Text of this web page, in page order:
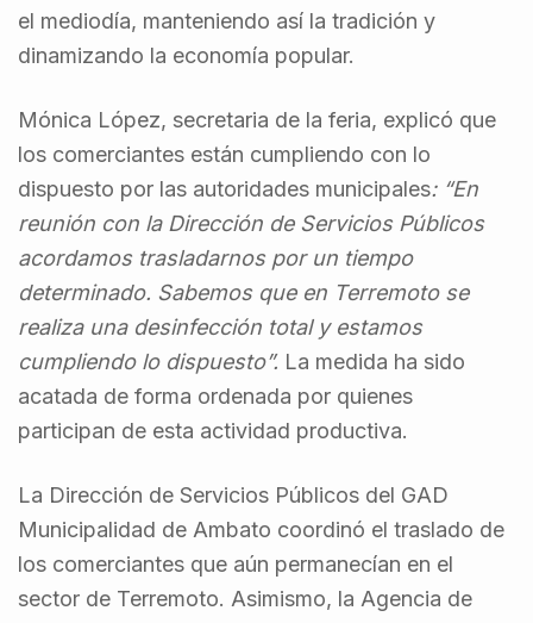
el mediodía, manteniendo así la tradición y
dinamizando la economía popular.
Mónica López, secretaria de la feria, explicó que
los comerciantes están cumpliendo con lo
dispuesto por las autoridades municipales: “En
reunión con la Dirección de Servicios Públicos
acordamos trasladarnos por un tiempo
determinado. Sabemos que en Terremoto se
realiza una desinfección total y estamos
cumpliendo lo dispuesto”. La medida ha sido
acatada de forma ordenada por quienes
participan de esta actividad productiva.
La Dirección de Servicios Públicos del GAD
Municipalidad de Ambato coordinó el traslado de
los comerciantes que aún permanecían en el
sector de Terremoto. Asimismo, la Agencia de